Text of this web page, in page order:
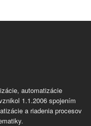
automatizácie
1.1.2006 spojením
a riadenia procesov